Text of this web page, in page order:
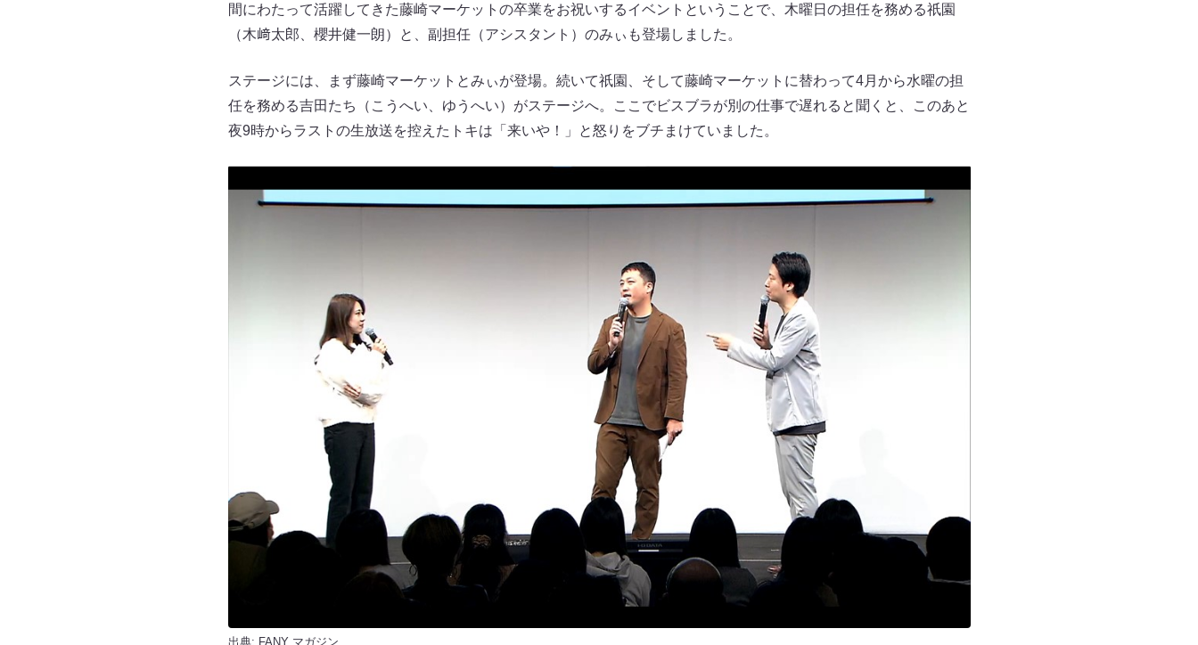
間にわたって活躍してきた藤崎マーケットの卒業をお祝いするイベントということで、木曜日の担任を務める祇園
（木﨑太郎、櫻井健一朗）と、副担任（アシスタント）のみぃも登場しました。
ステージには、まず藤崎マーケットとみぃが登場。続いて祇園、そして藤崎マーケットに替わって4月から水曜の担
任を務める吉田たち（こうへい、ゆうへい）がステージへ。ここでビスブラが別の仕事で遅れると聞くと、このあと
夜9時からラストの生放送を控えたトキは「来いや！」と怒りをブチまけていました。
出典: FANY マガジン